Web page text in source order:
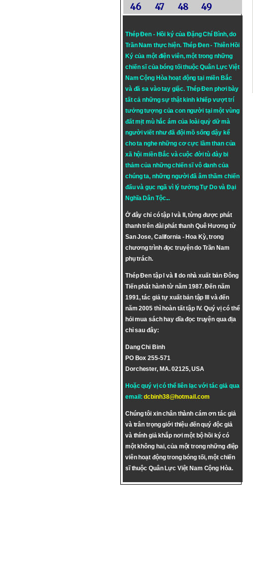
46
47 48 49
Thép Đen - Hồi ký của Đặng Chí Bình, do
Trần Nam thực hiện. Thép Đen- Thiên Hồi
Ký của một điện viên, một trong những
chiến sĩ của bóng tối thuộc Quân Lực Việt
Nam Cộng Hòa hoạt động tại miền Bắc
và đã sa vào tay giặc. Thép Đen phơi bày
tất cả những sự thật kinh khiếp vượt trí
tưởng tượng của con người tại một vùng
đất mịt mù hắc ám của loài quỷ dữ mà
người viết như đã đội mồ sống dậy kể
cho ta nghe những cơ cực lầm than của
xã hội miền Bắc và cuộc đời tù đày bi
thảm của những chiến sĩ vô danh của
chúng ta, những người đã âm thầm chiến
đấu và gục ngã vì lý tưởngTự DovàĐại
Nghĩa Dân Tộc...
Ở đây chỉ có tập I và II, từng được phát
thanh trên đài phát thanh Quê Hương từ
San Jose, California - Hoa Kỳ, trong
chương trình đọc truyện do Trần Nam
phụ trách.
Thép Đen tập I và II do nhà xuất bản Đông
Tiến phát hành từ năm 1987. Đến năm
1991, tác giả tự xuất bản tập III và đến
năm 2005 thì hoàn tất tập IV. Quý vị có thể
hỏi mua sách hay dĩa đọc truyện qua địa
chỉ sau đây:
Dang Chi Binh
PO Box 255-571
Dorchester, MA. 02125, USA
Hoặc quý vị có thể liên lạc với tác giả qua
email:dcbinh38@hotmail.com
Chúng tôi xin chân thành cám ơn tác giả
và trân trọng giới thiệu đến quý độc giả
và thính giả khắp nơi một bộ hồi ký có
một không hai, của một trong những điệp
viên hoạt động trong bóng tối, một chiến
sĩ thuộc Quân Lực Việt Nam Cộng Hòa.